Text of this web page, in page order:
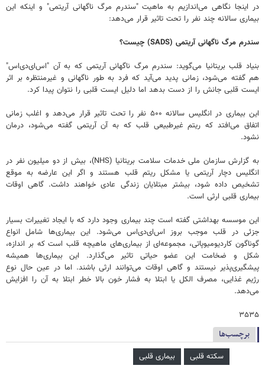
در اینجا نگاهی می‌اندازیم به ماهیت "سندرم مرگ ناگهانی آریتمی" و اینکه این
بیماری سالانه چند نفر را تحت تاثیر قرار می‌دهد:
سندرم مرگ ناگهانی آریتمی (SADS) چیست؟
بنیاد قلب بریتانیا می‌گوید: سندرم مرگ ناگهانی آریتمی که به آن "اس‌ای‌دی‌اس"
هم گفته می‌شود، زمانی پدید می‌آید که فرد به‌ طور ناگهانی و غیرمنتظره بر اثر
ایست قلبی جانش را از دست بدهد اما دلیل ایست قلبی را نتوان پیدا کرد.
این بیماری در انگلیس سالانه ۵۰۰ نفر را تحت تاثیر قرار می‌دهد و اغلب زمانی
اتفاق می‌افتد که ریتم غیرطبیعی قلب که به آن آریتمی گفته می‌شود، درمان
نشود.
به گزارش سازمان ملی خدمات سلامت بریتانیا (NHS)، بیش از دو میلیون نفر در
انگلیس دچار آریتمی یا مشکل ریتم قلب‌ هستند و اگر این عارضه به‌ موقع
تشخیص داده شود، بیشتر مبتلایان زندگی عادی خواهند داشت. گاهی اوقات
بیماری قلبی ارثی است.
این موسسه بهداشتی گفته است چند بیماری وجود دارد که با ایجاد تغییرات بسیار
جزئی در قلب موجب بروز اس‌ای‌دی‌اس می‌شود. این بیماری‌ها شامل انواع
گوناگون کاردیومیوپاتی، مجموعه‌ای از بیماری‌های ماهیچه قلب است که بر اندازه،
شکل و ضخامت این عضو حیاتی تاثیر می‌گذارد. این بیماری‌ها همیشه
پیشگیری‌پذیر نیستند و گاهی اوقات می‌توانند ارثی باشند. اما در عین حال نوع
رژیم غذایی، مصرف الکل یا ابتلا به فشار خون بالا خطر ابتلا به آن را افزایش
می‌دهد.
۳۵۳۵
برچسب‌ها
سکته قلبی بیماری قلبی